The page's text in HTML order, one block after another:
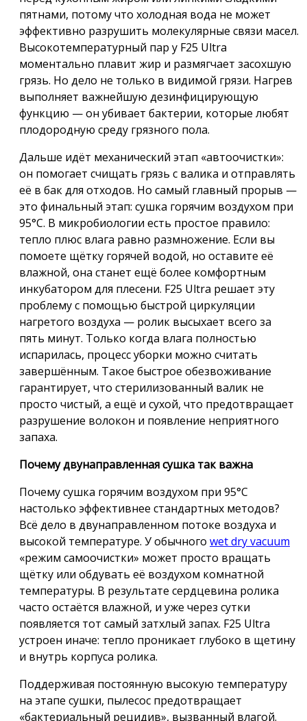
пятнами, потому что холодная вода не может
эффективно разрушить молекулярные связи масел.
Высокотемпературный пар у F25 Ultra
моментально плавит жир и размягчает засохшую
грязь. Но дело не только в видимой грязи. Нагрев
выполняет важнейшую дезинфицирующую
функцию — он убивает бактерии, которые любят
плодородную среду грязного пола.
Дальше идёт механический этап «автоочистки»:
он помогает счищать грязь с валика и отправлять
её в бак для отходов. Но самый главный прорыв —
это финальный этап: сушка горячим воздухом при
95°C. В микробиологии есть простое правило:
тепло плюс влага равно размножение. Если вы
помоете щётку горячей водой, но оставите её
влажной, она станет ещё более комфортным
инкубатором для плесени. F25 Ultra решает эту
проблему с помощью быстрой циркуляции
нагретого воздуха — ролик высыхает всего за
пять минут. Только когда влага полностью
испарилась, процесс уборки можно считать
завершённым. Такое быстрое обезвоживание
гарантирует, что стерилизованный валик не
просто чистый, а ещё и сухой, что предотвращает
разрушение волокон и появление неприятного
запаха.
Почему двунаправленная сушка так важна
Почему сушка горячим воздухом при 95°C
настолько эффективнее стандартных методов?
Всё дело в двунаправленном потоке воздуха и
высокой температуре. У обычного wet dry vacuum
«режим самоочистки» может просто вращать
щётку или обдувать её воздухом комнатной
температуры. В результате сердцевина ролика
часто остаётся влажной, и уже через сутки
появляется тот самый затхлый запах. F25 Ultra
устроен иначе: тепло проникает глубоко в щетину
и внутрь корпуса ролика.
Поддерживая постоянную высокую температуру
на этапе сушки, пылесос предотвращает
«бактериальный рецидив», вызванный влагой.